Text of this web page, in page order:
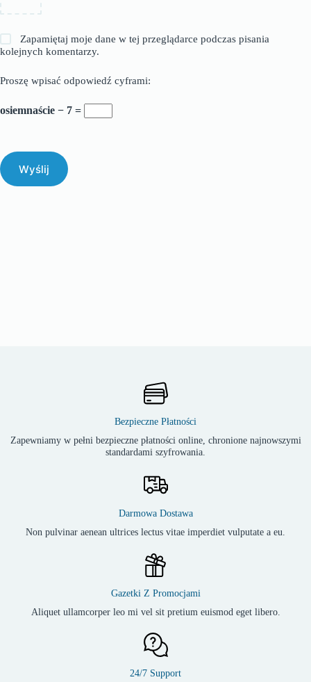
Zapamiętaj moje dane w tej przeglądarce podczas pisania
kolejnych komentarzy.
Proszę wpisać odpowiedź cyframi:
osiemnaście − 7 =
Wyślij
Bezpieczne Płatności
Zapewniamy w pełni bezpieczne płatności online, chronione najnowszymi
standardami szyfrowania.
Darmowa Dostawa
Non pulvinar aenean ultrices lectus vitae imperdiet vulputate a eu.
Gazetki Z Promocjami
Aliquet ullamcorper leo mi vel sit pretium euismod eget libero.
24/7 Support